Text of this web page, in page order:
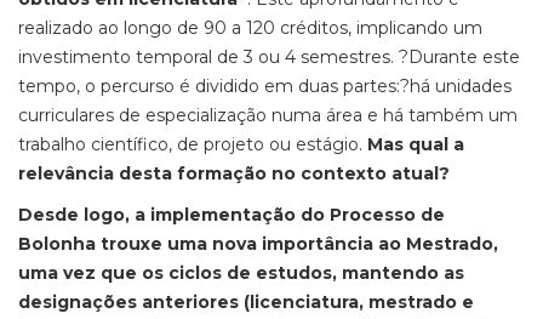
realizado ao longo de 90 a 120 créditos, implicando um
investimento temporal de 3 ou 4 semestres. ?Durante este
tempo, o percurso é dividido em duas partes:?há unidades
curriculares de especialização numa área e há também um
trabalho científico, de projeto ou estágio. Mas qual a
relevância desta formação no contexto atual?
Desde logo, a implementação do Processo de
Bolonha trouxe uma nova importância ao Mestrado,
uma vez que os ciclos de estudos, mantendo as
designações anteriores (licenciatura, mestrado e